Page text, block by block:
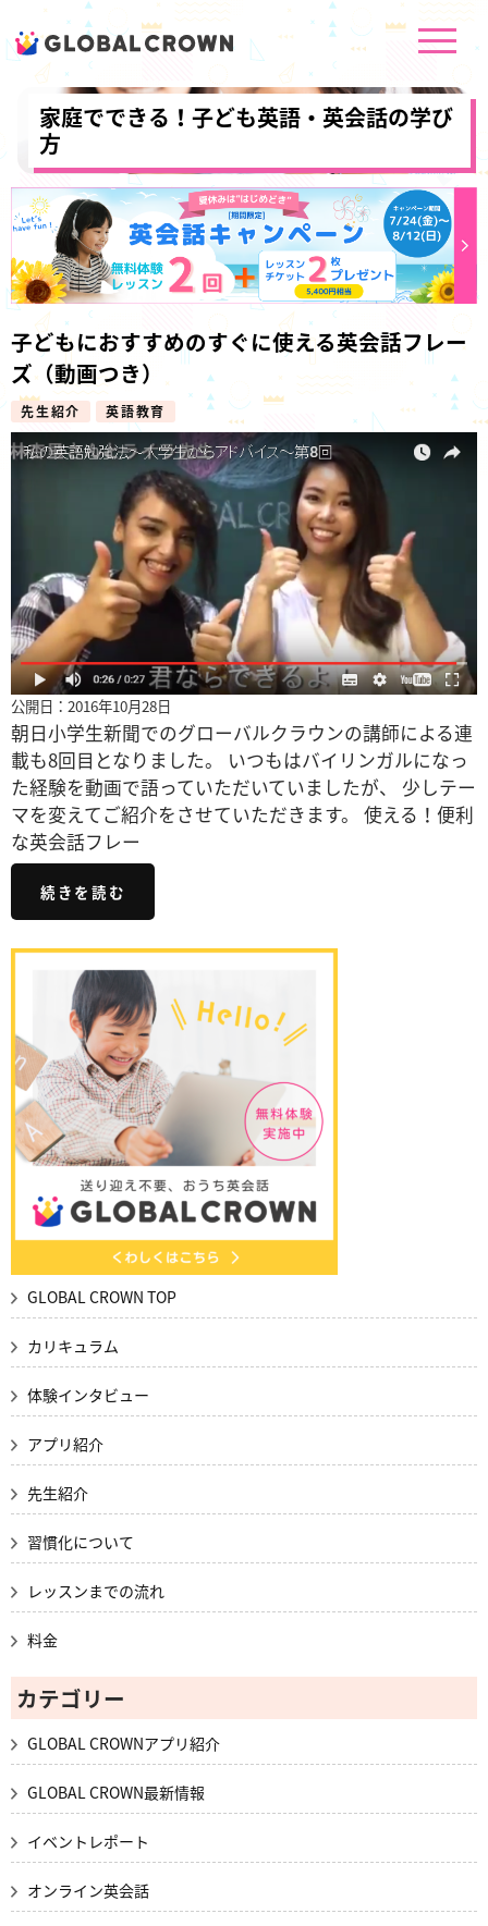
家庭でできる！子ども英語・英会話の学び
方
子どもにおすすめのすぐに使える英会話フレー
ズ（動画つき）
先生紹介 英語教育
公開日：2016年10月28日
朝日小学生新聞でのグローバルクラウンの講師による連
載も8回目となりました。 いつもはバイリンガルになっ
た経験を動画で語っていただいていましたが、 少しテー
マを変えてご紹介をさせていただきます。 使える！便利
な英会話フレー
続きを読む
GLOBAL CROWN TOP
カリキュラム
体験インタビュー
アプリ紹介
先生紹介
習慣化について
レッスンまでの流れ
料金
カテゴリー
GLOBAL CROWNアプリ紹介
GLOBAL CROWN最新情報
イベントレポート
オンライン英会話